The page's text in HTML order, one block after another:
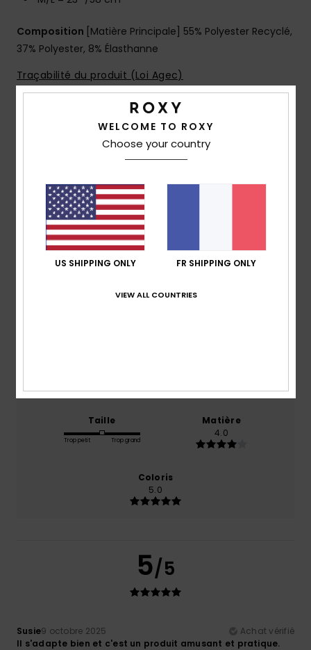
Composition [Matière Principale] 55% Polyester Recyclé,
37% Polyester, 8% Élasthanne
Traçabilité du produit (Loi Agec)
Livraison & Retours
Avis clients
Note moyenne
5.0
Taille
Trop petit Trop grand
Matière
4.0
Coloris
5.0
5/5
Susie9 octobre 2025
Achat vérifié
Il s'adapte bien et c'est un produit amusant et pratique.
WELCOME TO ROXY
Choose your country
US SHIPPING ONLY FR SHIPPING ONLY
VIEW ALL COUNTRIES